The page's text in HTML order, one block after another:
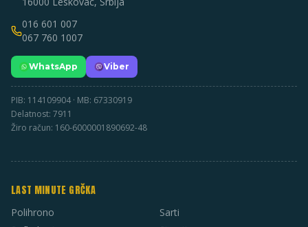
016 601 007
067 760 1007
WhatsApp Viber
PIB: 114109904 · MB: 67330919
Delatnost: 7911
Žiro račun: 160-6000001890692-48
LAST MINUTE GRČKA
Polihrono
Sarti